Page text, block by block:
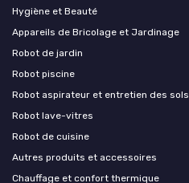
Hygiène et Beauté
Appareils de Bricolage et Jardinage
Robot de jardin
Robot piscine
Robot aspirateur et entretien des sols
Robot lave-vitres
Robot de cuisine
Autres produits et accessoires
Chauffage et confort thermique